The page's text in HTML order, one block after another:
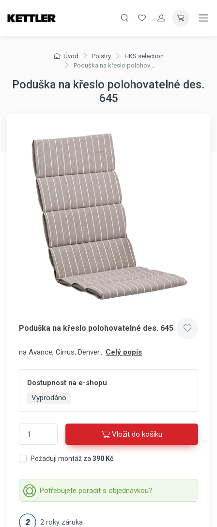
Úvod Polstry
HKS selection
Poduška na křeslo polohovatelné des. 645
Poduška na křeslo polohovatelné des.
645
Poduška na křeslo polohovatelné des. 645
na Avance, Cirrus, Denver... Celý popis
Dostupnost na e-shopu
Vyprodáno
Vložit do košíku
Požaduji montáž za 390 Kč
Potřebujete poradit s objednávkou?
2 roky záruka